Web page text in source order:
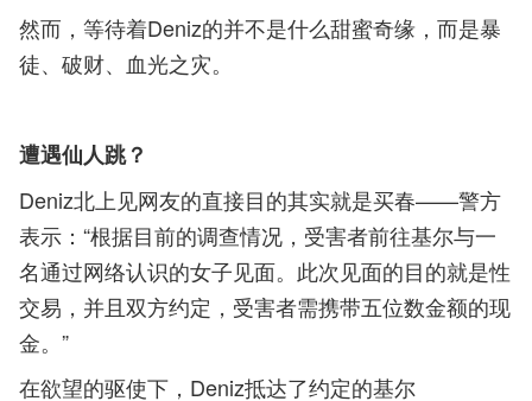
然而，等待着Deniz的并不是什么甜蜜奇缘，而是暴
徒、破财、血光之灾。
遭遇仙人跳？
Deniz北上见网友的直接目的其实就是买春——警方
表示：“根据目前的调查情况，受害者前往基尔与一
名通过网络认识的女子见面。此次见面的目的就是性
交易，并且双方约定，受害者需携带五位数金额的现
金。”
在欲望的驱使下，Deniz抵达了约定的基尔